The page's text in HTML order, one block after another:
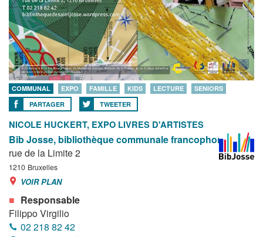
COMMUNAL EXPO FAMILLE KIDS LECTURE
SENIORS
PARTAGER
TWEETER
NICOLE HUCKERT, EXPO LIVRES D'ARTISTES
Bib Josse, bibliothèque communale francophone
rue de la Limite 2
1210 Bruxelles
VOIR PLAN
Responsable
Filippo Virgilio
02 218 82 42